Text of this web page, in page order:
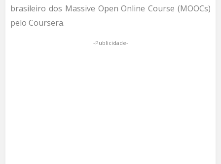
brasileiro dos Massive Open Online Course (MOOCs)
pelo Coursera.
-Publicidade-